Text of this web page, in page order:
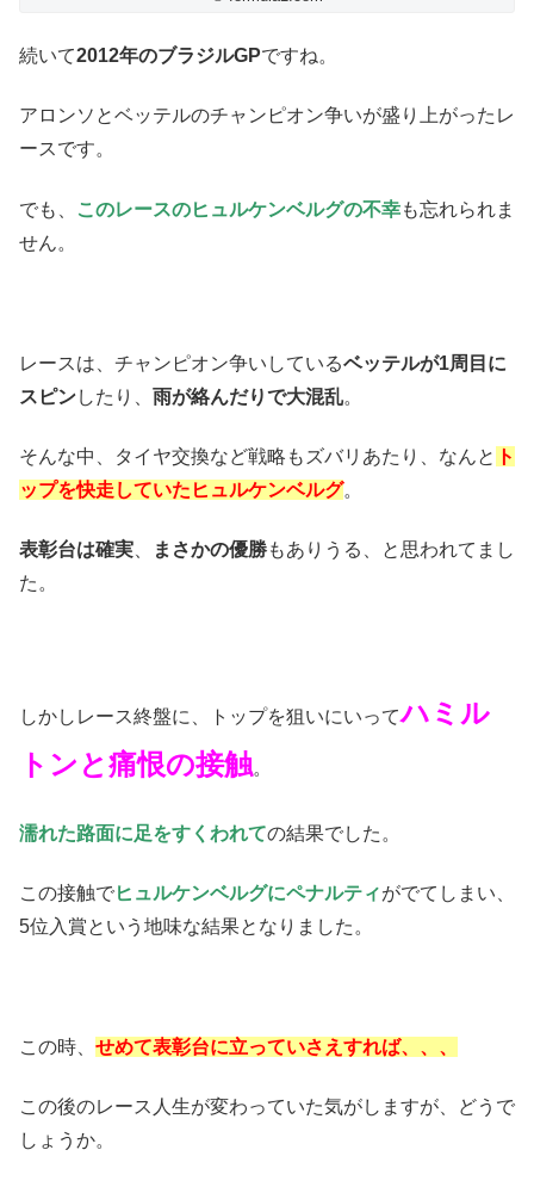
続いて2012年のブラジルGPですね。
アロンソとベッテルのチャンピオン争いが盛り上がったレ
ースです。
でも、 このレースのヒュルケンベルグの不幸も忘れられま
せん。
レースは、チャンピオン争いしているベッテルが1周目に
スピンしたり、 雨が絡んだりで大混乱。
そんな中、タイヤ交換など戦略もズバリあたり、なんと ト
ップを快走していたヒュルケンベルグ。
表彰台は確実 まさかの優勝もありうる、と思われてまし
た。
しかしレース終盤に、トップを狙いにいってハミル
トンと痛恨の接触。
濡れた路面に足をすくわれての結果でした。
この接触でヒュルケンベルグにペナルティがでてしまい、
5位入賞という地味な結果となりました。
この時、 せめて表彰台に立っていさえすれば、、、
この後のレース人生が変わっていた気がしますが、どうで
しょうか。